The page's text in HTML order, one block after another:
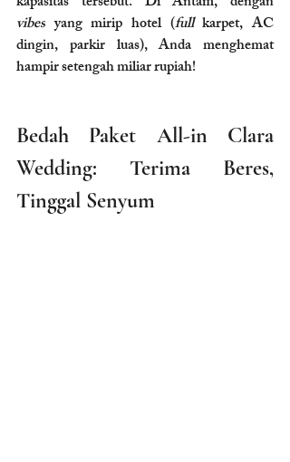
vibes yang mirip hotel (full karpet, AC
dingin, parkir luas), Anda menghemat
hampir setengah miliar rupiah!
Bedah Paket All-in Clara
Wedding: Terima Beres,
Tinggal Senyum